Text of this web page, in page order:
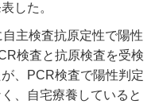
した。
主検査抗原定性で陽性
検査と抗原検査を受検
、PCR検査で陽性判定
、自宅療養していると